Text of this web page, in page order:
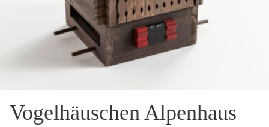
Vogelhäuschen Alpenhaus